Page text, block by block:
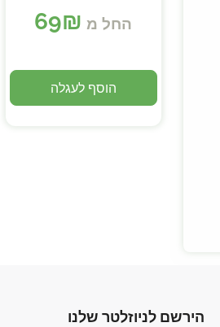
החל מ 69₪
הוסף לעגלה
הירשם לניוזלטר שלנו